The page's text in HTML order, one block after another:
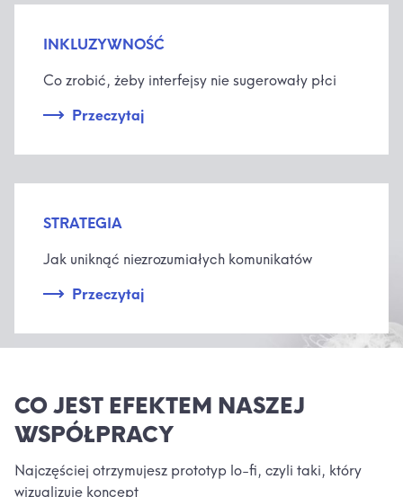
INKLUZYWNOŚĆ
Co zrobić, żeby interfejsy nie sugerowały płci
Przeczytaj
STRATEGIA
Jak uniknąć niezrozumiałych komunikatów
Przeczytaj
CO JEST EFEKTEM NASZEJ
WSPÓŁPRACY
Najczęściej otrzymujesz prototyp lo-fi, czyli taki, który
wizualizuje koncept